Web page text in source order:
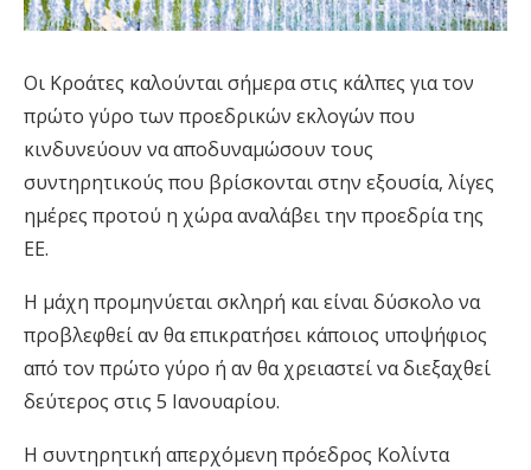
Οι Κροάτες καλούνται σήμερα στις κάλπες για τον
πρώτο γύρο των προεδρικών εκλογών που
κινδυνεύουν να αποδυναμώσουν τους
συντηρητικούς που βρίσκονται στην εξουσία, λίγες
ημέρες προτού η χώρα αναλάβει την προεδρία της
ΕΕ.
Η μάχη προμηνύεται σκληρή και είναι δύσκολο να
προβλεφθεί αν θα επικρατήσει κάποιος υποψήφιος
από τον πρώτο γύρο ή αν θα χρειαστεί να διεξαχθεί
δεύτερος στις 5 Ιανουαρίου.
Η συντηρητική απερχόμενη πρόεδρος Κολίντα